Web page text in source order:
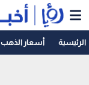
الرئيسية أسعار الذهب